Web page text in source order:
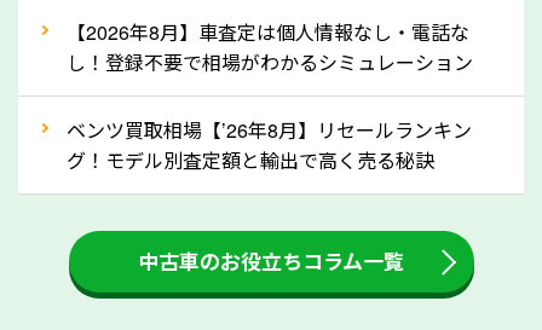
な車は早めに廃車手続きをしたほうが良いでしょう。
③自動車税の還付金の扱いについて確認し
ましょう！
車を廃車にすると、自動車税の還付金を受け取ること
ができる場合があります。廃車買取業者の中には、還
付金をお客様に返還しない業者もあります。廃車査定
をする際には、自動車税の還付金の返還があるかどう
かを確認するようにしてください。京都府のソコカラ
【2026年8月】車査定は個人情報なし・電話な
し！登録不要で相場がわかるシミュレーション
ベンツ買取相場【’26年8月】リセールランキン
グ！モデル別査定額と輸出で高く売る秘訣
中古車のお役立ちコラム一覧